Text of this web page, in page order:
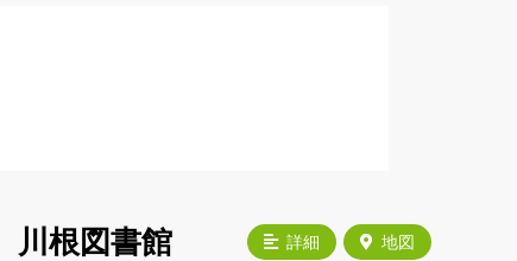
詳細 地図
川根図書館